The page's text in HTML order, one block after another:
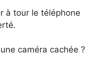
à tour le téléphone
caméra cachée ?